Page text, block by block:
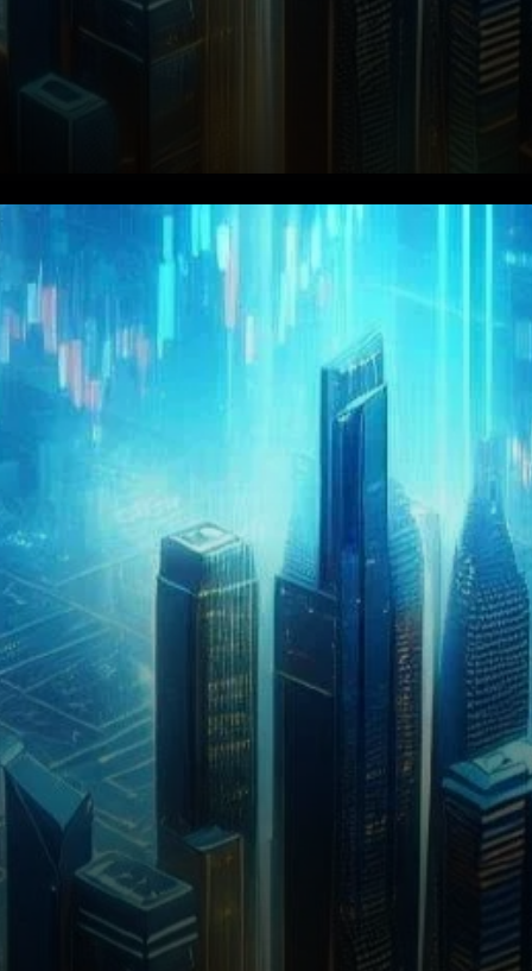
Arbitrum (ARB) s’est imposé
comme un acteur significatif,
notamment dans le domaine
des solutions de mise à
l’échelle de la…